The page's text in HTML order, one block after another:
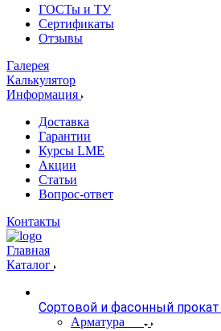
ГОСТы и ТУ
Сертификаты
Отзывы
Галерея
Калькулятор
Информация
Доставка
Гарантии
Курсы LME
Акции
Статьи
Вопрос-ответ
Контакты
Главная
Каталог
Сортовой и фасонный прокат
Арматура